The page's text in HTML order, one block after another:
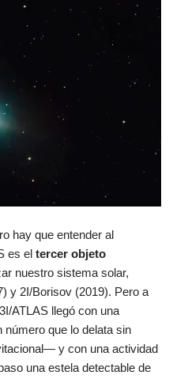
hay que entender al
es el tercer objeto
nuestro sistema solar,
y 2I/Borisov (2019). Pero a
ATLAS llegó con una
que lo delata sin
y con una actividad
una estela detectable de